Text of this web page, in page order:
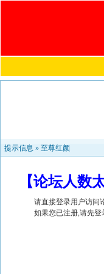
提示信息 » 至尊红颜
【论坛人数
请直接登录用户访问
如果您已注册,请先